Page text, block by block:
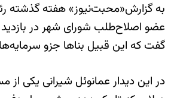
به گزارش«محبت‌نیوز» هفته گذشته
عضو اصلاح‌طلب شورای شهر در بازدید
گفت که این قبیل بناها جزو
در این دیدار عمانوئل شیرانی یکی